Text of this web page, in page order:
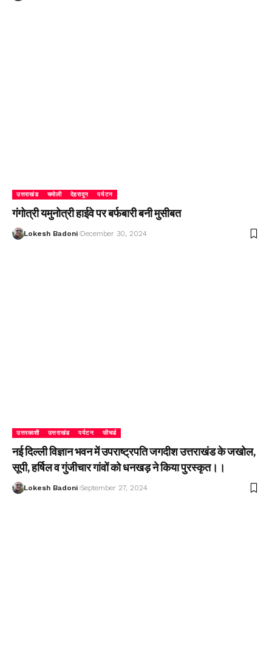
उत्तराखंड चमोली देहरादून पर्यटन
गंगोत्री यमुनोत्री हाईवे पर बर्फबारी बनी मुसीबत
Lokesh Badoni December 30, 2024
उत्तरकाशी उत्तराखंड पर्यटन फीचर्ड
नई दिल्ली विज्ञान भवन में उपराष्ट्रपति जगदीश उत्तराखंड के जखोल,
सूपी, हर्षिल व गुंजीचार गांवों को धनखड़ ने किया पुरस्कृत।।
Lokesh Badoni September 27, 2024